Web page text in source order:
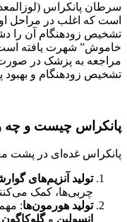
سرطان پانکراس
است که اغلب در مراحل
تشخیص زودهنگام آن را
خاموش” شهرت یافته است.
مراجعه به پزشک در صورت
تشخیص زودهنگام و بهبود
پانکراس چیست و چه
پانکراس غده‌ای در پشت
تولید آنزیم‌های
چربی‌ها، کمک
تولید هورمون‌ها:
انسولین و گلوکاگون